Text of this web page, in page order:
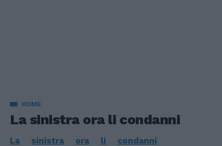
HOME
La sinistra ora li condanni
La sinistra ora li condanni